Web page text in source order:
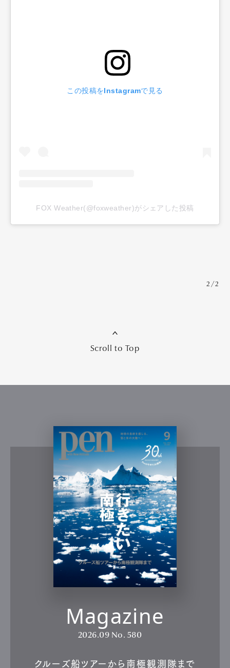
この投稿をInstagramで見る
FOX Weather(@foxweather)がシェアした投稿
2/2
Scroll to Top
Magazine
2026.09 No. 580
クルーズ船ツアーから南極観測隊まで